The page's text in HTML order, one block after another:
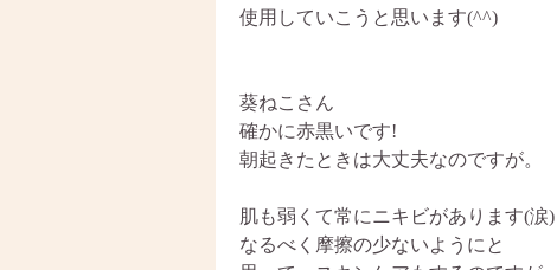
使用していこうと思います(^^)
葵ねこさん
確かに赤黒いです!
朝起きたときは大丈夫なのですが。
肌も弱くて常にニキビがあります(涙)
なるべく摩擦の少ないようにと